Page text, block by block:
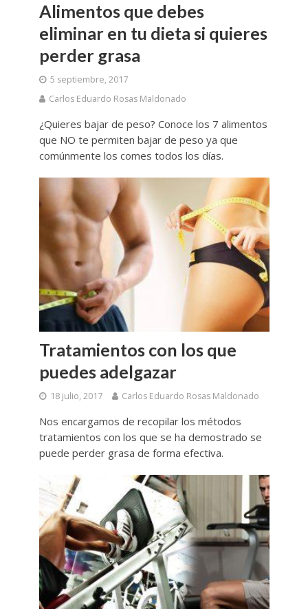
Alimentos que debes
eliminar en tu dieta si quieres
perder grasa
5 septiembre, 2017
Carlos Eduardo Rosas Maldonado
¿Quieres bajar de peso? Conoce los 7 alimentos
que NO te permiten bajar de peso ya que
comúnmente los comes todos los días.
Tratamientos con los que
puedes adelgazar
18 julio, 2017 Carlos Eduardo Rosas Maldonado
Nos encargamos de recopilar los métodos
tratamientos con los que se ha demostrado se
puede perder grasa de forma efectiva.